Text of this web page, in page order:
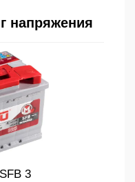
напряжения
3